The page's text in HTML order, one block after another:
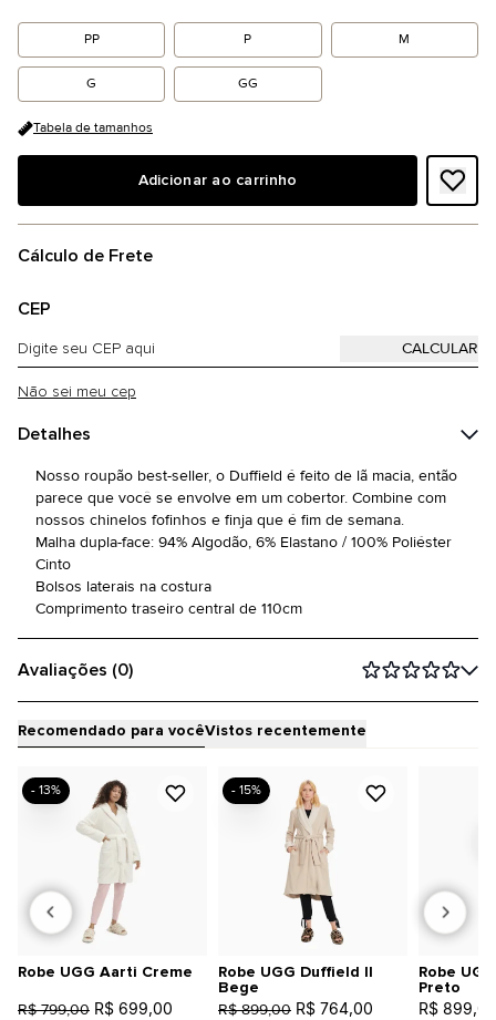
PP P M
G GG
Tabela de tamanhos
Adicionar ao carrinho
Cálculo de Frete
CEP
Não sei meu cep
Detalhes
Nosso roupão best-seller, o Duffield é feito de lã macia, então
parece que você se envolve em um cobertor. Combine com
nossos chinelos fofinhos e finja que é fim de semana.
Malha dupla-face: 94% Algodão, 6% Elastano / 100% Poliéster
Cinto
Bolsos laterais na costura
Comprimento traseiro central de 110cm
Avaliações (0)
Recomendado para vocêVistos recentemente
Robe UGG Aarti Creme
R$ 799,00 R$ 699,00
- 13%
Robe UGG Duffield II
Bege
R$ 899,00 R$ 764,00
- 15%
Robe
Preto
R$ 899,00